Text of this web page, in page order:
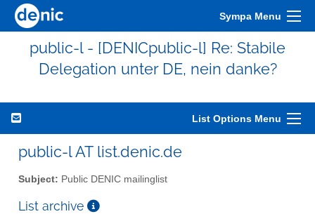
Sympa Menu
public-l - [DENICpublic-l] Re: Stabile
Delegation unter DE, nein danke?
List Options Menu
public-l AT list.denic.de
Subject: Public DENIC mailinglist
List archive